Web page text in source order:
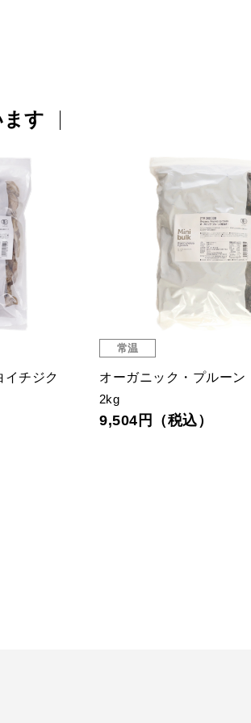
す
イチジク
常温
オーガニック・プルーン
2kg
9,504円（税込）